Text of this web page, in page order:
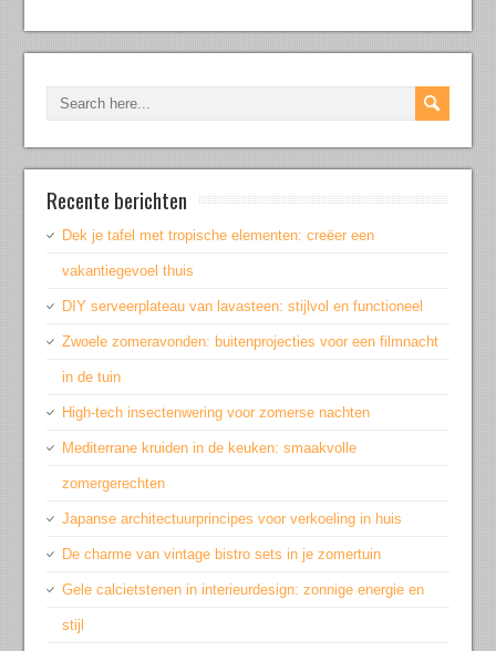
Recente berichten
Dek je tafel met tropische elementen: creëer een
vakantiegevoel thuis
DIY serveerplateau van lavasteen: stijlvol en functioneel
Zwoele zomeravonden: buitenprojecties voor een filmnacht
in de tuin
High-tech insectenwering voor zomerse nachten
Mediterrane kruiden in de keuken: smaakvolle
zomergerechten
Japanse architectuurprincipes voor verkoeling in huis
De charme van vintage bistro sets in je zomertuin
Gele calcietstenen in interieurdesign: zonnige energie en
stijl